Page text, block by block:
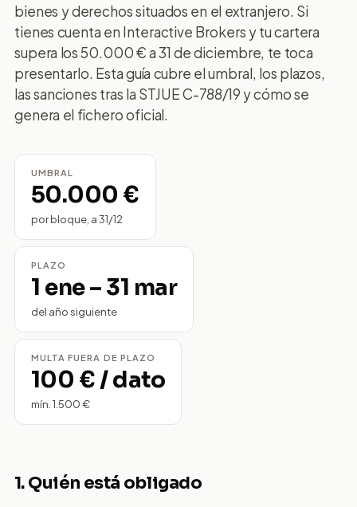
bienes y derechos situados en el extranjero. Si
tienes cuenta en Interactive Brokers y tu cartera
supera los 50.000 € a 31 de diciembre, te toca
presentarlo. Esta guía cubre el umbral, los plazos,
las sanciones tras la STJUE C-788/19 y cómo se
genera el fichero oficial.
UMBRAL
50.000 €
por bloque, a 31/12
PLAZO
1 ene – 31 mar
del año siguiente
MULTA FUERA DE PLAZO
100 € / dato
mín. 1.500 €
1. Quién está obligado